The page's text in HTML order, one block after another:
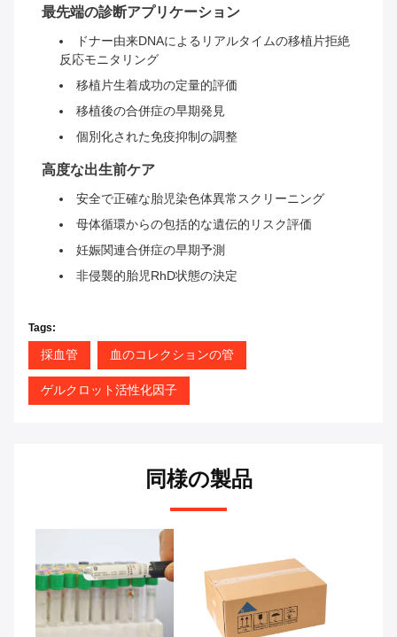
最先端の診断アプリケーション
ドナー由来DNAによるリアルタイムの移植片拒絶
反応モニタリング
移植片生着成功の定量的評価
移植後の合併症の早期発見
個別化された免疫抑制の調整
高度な出生前ケア
安全で正確な胎児染色体異常スクリーニング
母体循環からの包括的な遺伝的リスク評価
妊娠関連合併症の早期予測
非侵襲的胎児RhD状態の決定
Tags:
採血管 血のコレクションの管
ゲルクロット活性化因子
同様の製品